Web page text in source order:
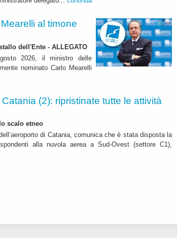
al timone
dell'Ente - ALLEGATO
2026, il ministro delle
nominato Carlo Mearelli
(2): ripristinate tutte le attività
scalo etneo
di Catania, comunica che è stata disposta la
alla nuvola aerea a Sud-Ovest (settore C1),